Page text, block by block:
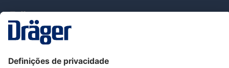
Serviço de Apoio ao Cliente Dräger